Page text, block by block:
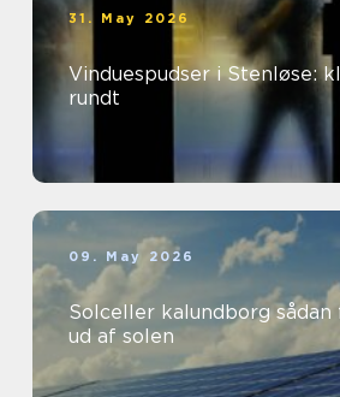
31. May 2026
Vinduespudser i Stenløse:
rundt
09. May 2026
Solceller kalundborg sådan får du mest
ud af solen